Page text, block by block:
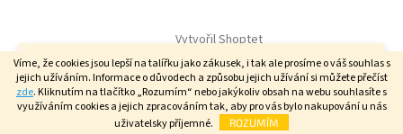
Víme, že cookies jsou lepší na talířku jako zákusek, i tak ale prosíme o váš souhlas s
jejich užíváním. Informace o důvodech a způsobu jejich užívání si můžete přečíst
zde. Kliknutím na tlačítko „Rozumím“ nebo jakýkoliv obsah na webu souhlasíte s
využíváním cookies a jejich zpracováním tak, aby pro vás bylo nakupování u nás
uživatelsky příjemné.
ROZUMÍM
Přidejte se k nám a už vám nic neunikne ❤️. Co všechno získáte
"obyčejnou registrací"? 1. Uvidíte CELOU nabídku e-shopu. 2. Možnost
nákupu vybraných produktů za VIP ceny. 3. Možnost pronakupovat se
na věrnostní slevy ve výši až 5 %.
Vytvořil Shoptet
Copyright 2026AMALTEIA.cz. Všechna práva vyhrazena.